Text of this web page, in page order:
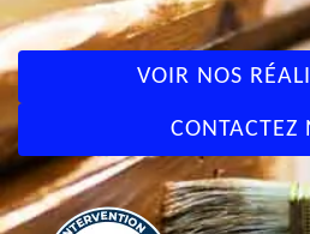
VOIR NOS
CONTACTEZ